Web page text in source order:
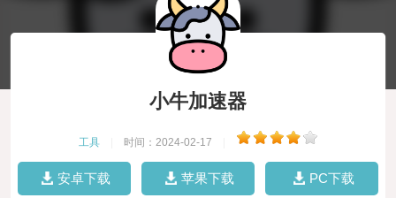
小牛加速器
工具 时间：2024-02-17
安卓下载 苹果下载 PC下载